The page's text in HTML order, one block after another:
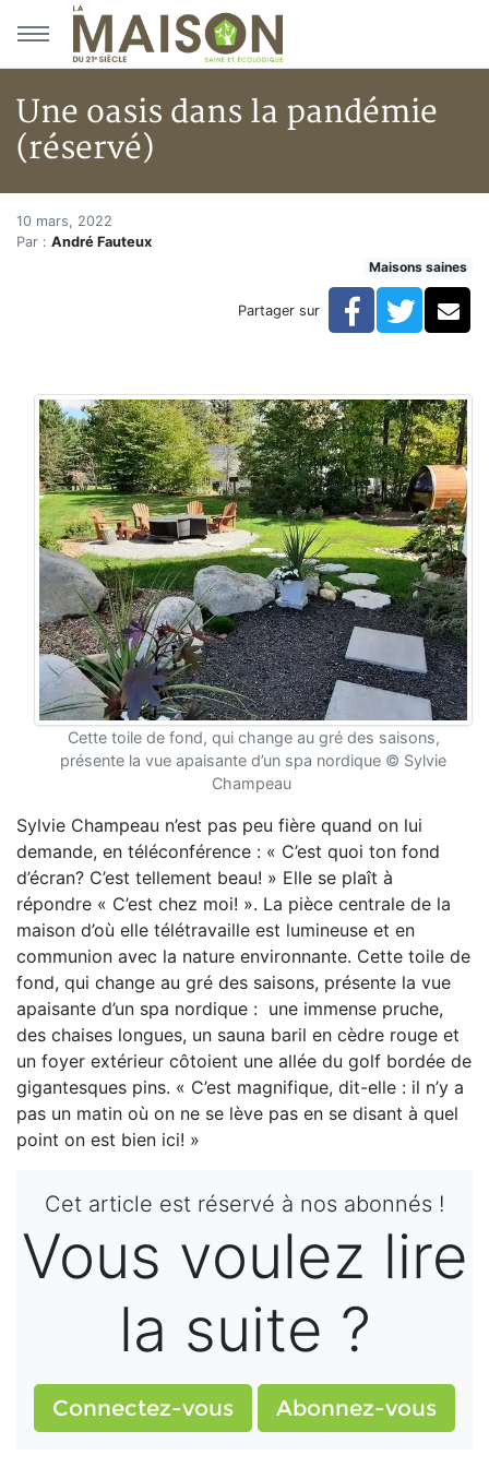
Aller au menu principal
Aller au contenu principal
Une oasis dans la pandémie
(réservé)
Accueil
Articles
Hypersensibilités environnementales
Une oasis dans la pandémie (réservé)
Une oasis dans la pandémie
10 mars, 2022
Par : André Fauteux
Maisons saines
Partager sur Facebook
Cette toile de fond, qui change au gré des saisons,
présente la vue apaisante d’un spa nordique © Sylvie
Champeau
Sylvie Champeau n’est pas peu fière quand on lui
demande, en téléconférence : « C’est quoi ton fond
d’écran? C’est tellement beau! » Elle se plaît à
répondre « C’est chez moi! ». La pièce centrale de la
maison d’où elle télétravaille est lumineuse et en
communion avec la nature environnante. Cette toile de
fond, qui change au gré des saisons, présente la vue
apaisante d’un spa nordique : une immense pruche,
des chaises longues, un sauna baril en cèdre rouge et
un foyer extérieur côtoient une allée du golf bordée de
gigantesques pins. « C’est magnifique, dit-elle : il n’y a
pas un matin où on ne se lève pas en se disant à quel
point on est bien ici! »
Cet article est réservé à nos abonnés !
Vous voulez lire
la suite ?
Connectez-vous Abonnez-vous